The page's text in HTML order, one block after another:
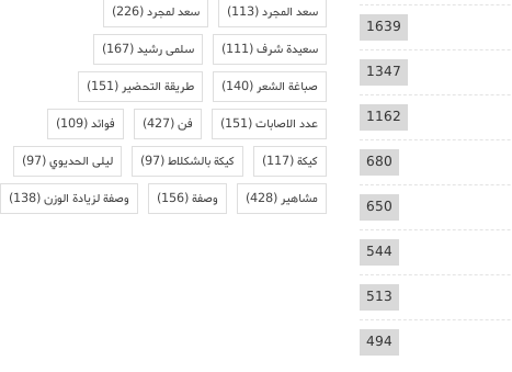
1639
1347
1162
680
650
544
513
494
سعد المجرد(113) سعد لمجرد(226)
سعيدة شرف(111) سلمى رشيد(167)
صباغة الشعر(140) طريقة التحضير(151)
عدد الاصابات(151) فن(427) فوائد(109)
كيكة(117) كيكة بالشكلاط(97) ليلى الحديوي(97)
مشاهير(428) وصفة(156) وصفة لزيادة الوزن(138)